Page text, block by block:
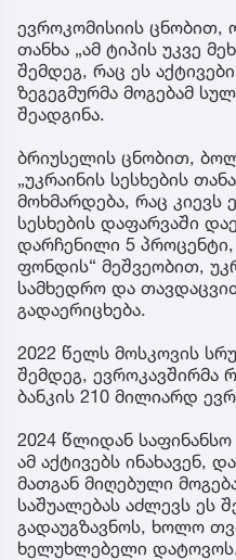
ევროკომისიის ცნობით,
თანხა „ამ ტიპის უკვე
შემდეგ, რაც ეს
ზეგეგმურმა მოგებამ
შეადგინა.
ბრიუსელის ცნობით,
„უკრაინის სესხების
მოხმარდება, რაც კიევს
სესხების დაფარვაში
დარჩენილი 5
ფონდის“ მეშვეობით,
სამხედრო და
გადაერიცხება.
2022 წელს მოსკოვის
შემდეგ, ევროკავშირმა
ბანკის 210 მილიარდ
2024 წლიდან
ამ აქტივებს ინახავენ,
მათგან მიღებული
საშუალებას აძლევს ეს
გადაუგზავნოს, ხოლო
ხელუხლებელი